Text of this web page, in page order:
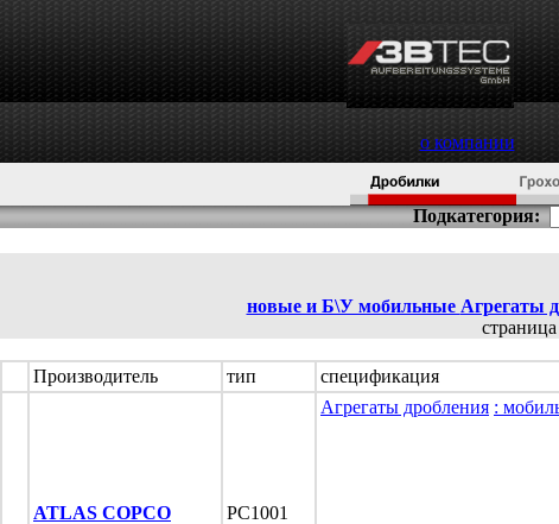
о компании
Подкатегория:
новые и Б\У мобильные Агрегаты
страница
Производитель
тип спецификация
ATLAS COPCO PC1001
Агрегаты дробления :